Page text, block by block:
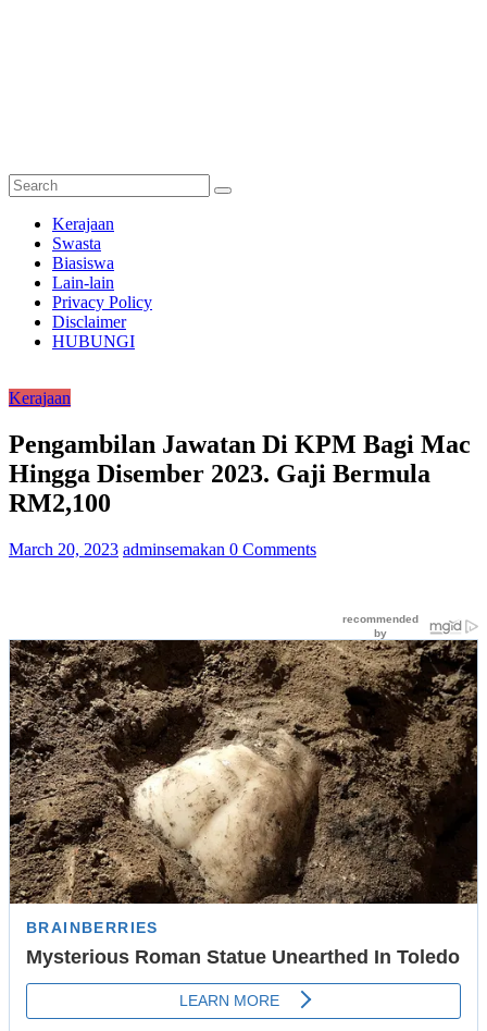
Semakan
Bantuan
Semakan
untuk
semua
Kerajaan
Swasta
Biasiswa
Lain-lain
Privacy Policy
Disclaimer
HUBUNGI
Kerajaan
Pengambilan Jawatan Di KPM Bagi Mac
Hingga Disember 2023. Gaji Bermula
RM2,100
March 20, 2023 adminsemakan 0 Comments